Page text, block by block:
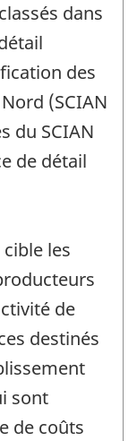
dans
des
(SCIAN
du SCIAN
de détail
les
de
destinés
sont
de coûts